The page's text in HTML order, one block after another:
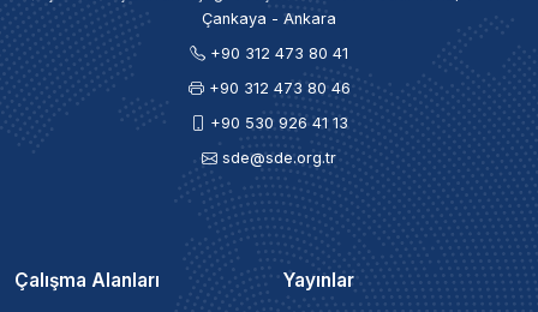
Çankaya - Ankara
+90 312 473 80 41
+90 312 473 80 46
+90 530 926 41 13
sde@sde.org.tr
Çalışma Alanları Yayınlar